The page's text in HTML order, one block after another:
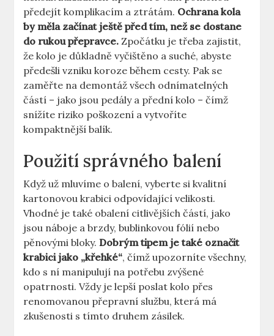
předejít komplikacím a ztrátám. Ochrana kola
by měla začínat ještě před tím, než se dostane
do rukou přepravce. Zpočátku je třeba zajistit,
že kolo je důkladně vyčištěno a suché, abyste
předešli vzniku koroze během cesty. Pak se
zaměřte na demontáž všech odnímatelných
částí – jako jsou pedály a přední kolo – čímž
snížíte riziko poškození a vytvoříte
kompaktnější balík.
Použití správného balení
Když už mluvíme o balení, vyberte si kvalitní
kartonovou krabici odpovídající velikosti.
Vhodné je také obalení citlivějších částí, jako
jsou náboje a brzdy, bublinkovou fólií nebo
pěnovými bloky.Dobrým tipem je také označit
krabici jako „křehké“, čímž upozorníte všechny,
kdo s ní manipulují na potřebu zvýšené
opatrnosti. Vždy je lepší poslat kolo přes
renomovanou přepravní službu, která má
zkušenosti s tímto druhem zásilek.